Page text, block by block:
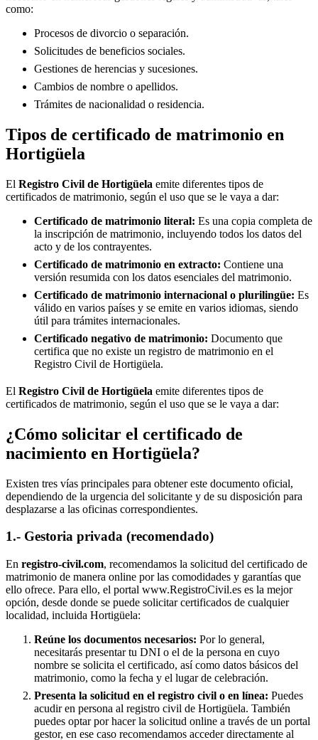
como:
Procesos de divorcio o separación.
Solicitudes de beneficios sociales.
Gestiones de herencias y sucesiones.
Cambios de nombre o apellidos.
Trámites de nacionalidad o residencia.
Tipos de certificado de matrimonio en
Hortigüela
El Registro Civil de Hortigüela emite diferentes tipos de
certificados de matrimonio, según el uso que se le vaya a dar:
Certificado de matrimonio literal: Es una copia completa de
la inscripción de matrimonio, incluyendo todos los datos del
acto y de los contrayentes.
Certificado de matrimonio en extracto: Contiene una
versión resumida con los datos esenciales del matrimonio.
Certificado de matrimonio internacional o plurilingüe: Es
válido en varios países y se emite en varios idiomas, siendo
útil para trámites internacionales.
Certificado negativo de matrimonio: Documento que
certifica que no existe un registro de matrimonio en el
Registro Civil de Hortigüela.
El Registro Civil de Hortigüela emite diferentes tipos de
certificados de matrimonio, según el uso que se le vaya a dar:
¿Cómo solicitar el certificado de
nacimiento en Hortigüela?
Existen tres vías principales para obtener este documento oficial,
dependiendo de la urgencia del solicitante y de su disposición para
desplazarse a las oficinas correspondientes.
1.- Gestoria privada (recomendado)
En registro-civil.com, recomendamos la solicitud del certificado de
matrimonio de manera online por las comodidades y garantías que
ello ofrece. Para ello, el portal www.RegistroCivil.es es la mejor
opción, desde donde se puede solicitar certificados de cualquier
localidad, incluida Hortigüela:
Reúne los documentos necesarios: Por lo general,
necesitarás presentar tu DNI o el de la persona en cuyo
nombre se solicita el certificado, así como datos básicos del
matrimonio, como la fecha y el lugar de celebración.
Presenta la solicitud en el registro civil o en línea: Puedes
acudir en persona al registro civil de Hortigüela. También
puedes optar por hacer la solicitud online a través de un portal
gestor, en ese caso recomendamos acceder directamente al